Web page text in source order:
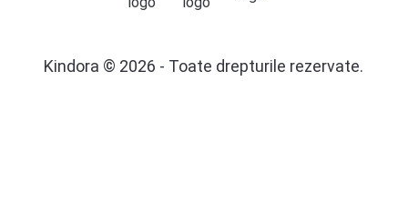
Kindora © 2026 - Toate drepturile rezervate.